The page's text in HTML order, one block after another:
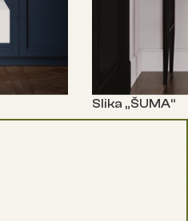
Slika „ŠUMA“